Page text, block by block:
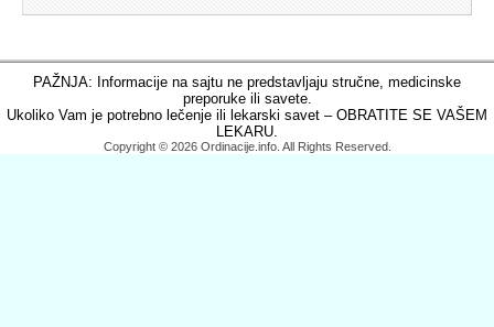
PAŽNJA: Informacije na sajtu ne predstavljaju stručne, medicinske
preporuke ili savete.
Ukoliko Vam je potrebno lečenje ili lekarski savet – OBRATITE SE VAŠEM
LEKARU.
Copyright © 2026 Ordinacije.info. All Rights Reserved.